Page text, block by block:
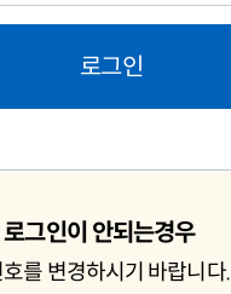
로그인
그인이 안되는경우
를 변경하시기 바랍니다.